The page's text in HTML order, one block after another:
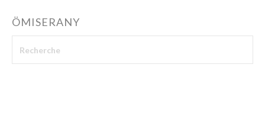
ÖMISERANY